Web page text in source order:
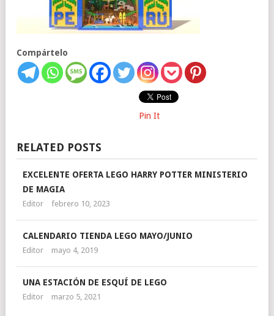
Compártelo
Pin It
RELATED POSTS
EXCELENTE OFERTA LEGO HARRY POTTER MINISTERIO
DE MAGIA
Editor febrero 10, 2023
CALENDARIO TIENDA LEGO MAYO/JUNIO
Editor mayo 4, 2019
UNA ESTACIÓN DE ESQUÍ DE LEGO
Editor marzo 5, 2021